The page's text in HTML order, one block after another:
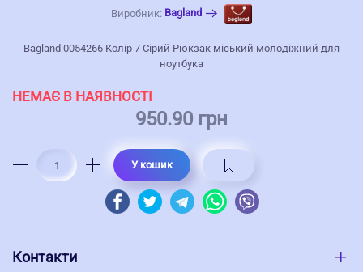
Виробник: Bagland
Bagland 0054266 Колір 7 Сірий Рюкзак міський молодіжний для
ноутбука
НЕМАЄ В НАЯВНОСТІ
950.90 грн
У кошик
Контакти